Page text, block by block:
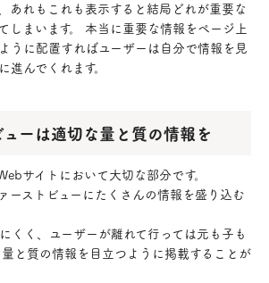
あれもこれも表示すると結局どれが重要な
しまいます。 本当に重要な情報をページ上
うに配置すればユーザーは自分で情報を見
んでくれます。
ーは適切な量と質の情報を
サイトにおいて大切な部分です。
ーストビューにたくさんの情報を盛り込む
くく、ユーザーが離れて行っては元も子も
と質の情報を目立つように掲載することが